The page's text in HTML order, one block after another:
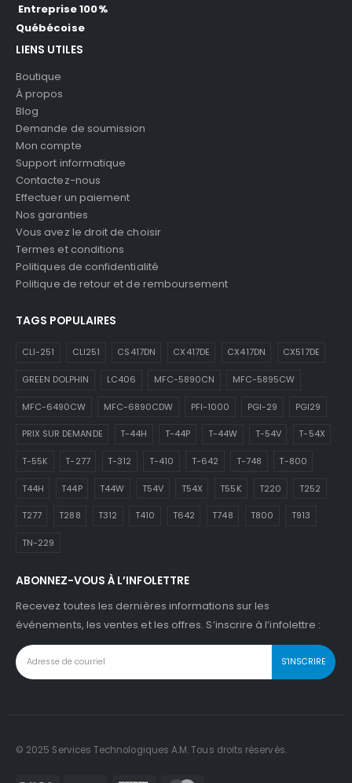
Entreprise 100%
Québécoise
LIENS UTILES
Boutique
À propos
Blog
Demande de soumission
Mon compte
Support informatique
Contactez-nous
Effectuer un paiement
Nos garanties
Vous avez le droit de choisir
Termes et conditions
Politiques de confidentialité
Politique de retour et de remboursement
TAGS POPULAIRES
CLI-251 CLI251 CS417DN CX417DE CX417DN CX517DE
GREEN DOLPHIN LC406 MFC-5890CN MFC-5895CW
MFC-6490CW MFC-6890CDW PFI-1000 PGI-29 PGI29
PRIX SUR DEMANDE T-44H T-44P T-44W T-54V T-54X
T-55K T-277 T-312 T-410 T-642 T-748 T-800
T44H T44P T44W T54V T54X T55K T220 T252
T277 T288 T312 T410 T642 T748 T800 T913
TN-229
ABONNEZ-VOUS À L’INFOLETTRE
Recevez toutes les dernières informations sur les
événements, les ventes et les offres. S’inscrire à l’infolettre :
© 2025 Services Technologiques A.M. Tous droits réservés.